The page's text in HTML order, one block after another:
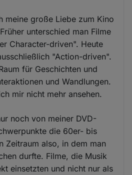
meine große Liebe zum Kino
unterschied man Filme
Character-driven". Heute
"Action-driven".
für Geschichten und
und Wandlungen.
mir nicht mehr ansehen.
noch von meiner DVD-
die 60er- bis
Zeitraum also, in dem man
durfte. Filme, die Musik
einsetzten und nicht nur als